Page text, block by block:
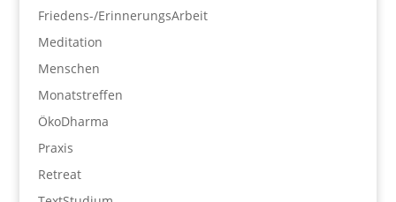
Friedens-/ErinnerungsArbeit
Meditation
Menschen
Monatstreffen
ÖkoDharma
Praxis
Retreat